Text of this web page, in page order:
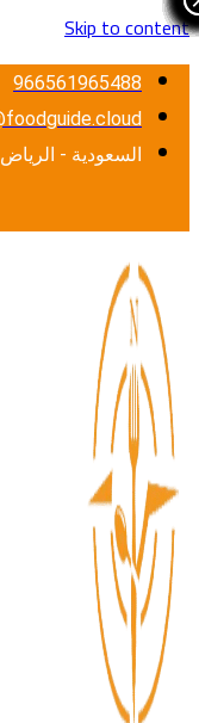
Skip to content
966561965488
السعودية -